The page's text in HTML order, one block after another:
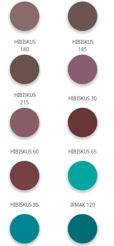
HİBİSKUS
180
HİBİSKUS
185
HİBİSKUS
215
HİBİSKUS 30
HİBİSKUS 60 HİBİSKUS 65
HİBİSKUS 95 IRMAK 120